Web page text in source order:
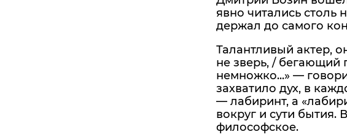
явно читались
держал до самого
Талантливый актер,
не зверь, / бегающий
немножко...» —
захватило дух, в
— лабиринт, а
вокруг и сути бытия.
философское.